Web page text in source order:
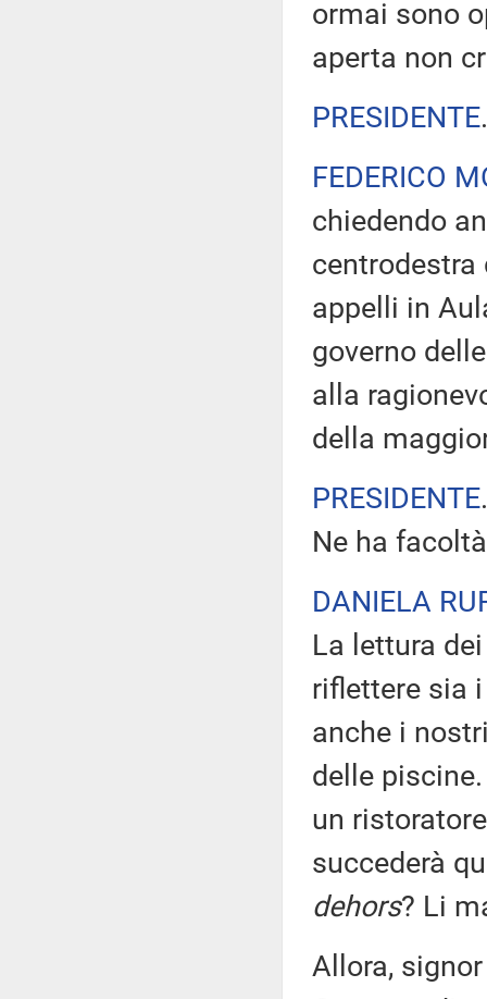
ormai sono
aperta non
PRESIDENTE
FEDERICO
chiedendo
appelli in
governo
alla
della
PRESIDENTE
Ne ha
DANIELA
La lettura
riflettere sia
anche i
delle
un
succederà
dehors? Li
Allora,